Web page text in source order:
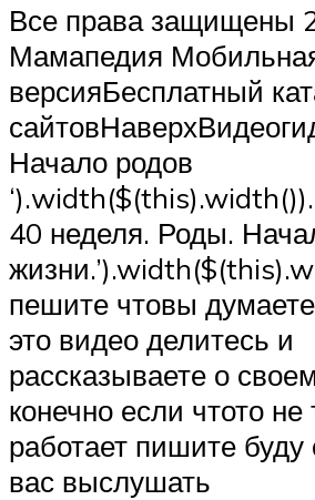
Все права защищены
Мамапедия
версияБесплатный
Начало родов
40 неделя. Роды.
пешите чтовы
это видео делитесь и
рассказываете о
конечно если чтото не
работает пишите буду
вас выслушать